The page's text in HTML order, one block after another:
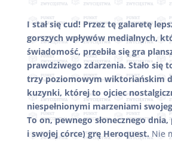
I stał się cud! Przez tę galaretę
gorszych wpływów medialnych,
świadomość, przebiła się gra
prawdziwego zdarzenia. Stało się
trzy poziomowym wiktoriańskim
kuzynki, której to ojciec
niespełnionymi marzeniami
To on, pewnego słonecznego
i swojej córce) grę Heroquest. Nie